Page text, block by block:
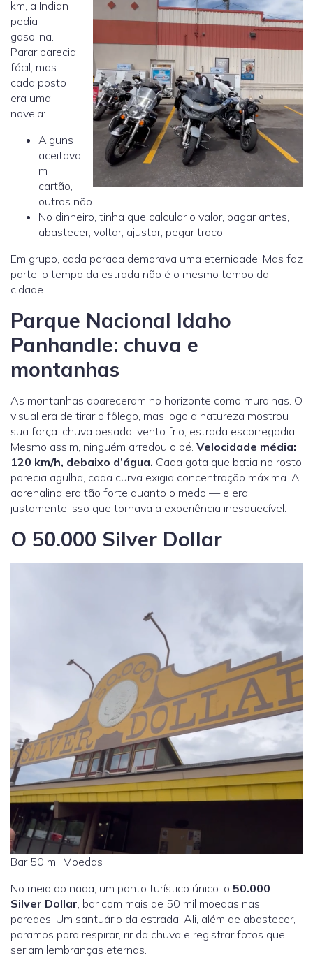
km, a Indian
pedia
gasolina.
Parar parecia
fácil, mas
cada posto
era uma
novela:
Alguns
aceitava
m
cartão,
outros não.
No dinheiro, tinha que calcular o valor, pagar antes,
abastecer, voltar, ajustar, pegar troco.
Em grupo, cada parada demorava uma eternidade. Mas faz
parte: o tempo da estrada não é o mesmo tempo da
cidade.
Parque Nacional Idaho
Panhandle: chuva e
montanhas
As montanhas apareceram no horizonte como muralhas. O
visual era de tirar o fôlego, mas logo a natureza mostrou
sua força: chuva pesada, vento frio, estrada escorregadia.
Mesmo assim, ninguém arredou o pé. Velocidade média:
120 km/h, debaixo d’água. Cada gota que batia no rosto
parecia agulha, cada curva exigia concentração máxima. A
adrenalina era tão forte quanto o medo — e era
justamente isso que tornava a experiência inesquecível.
O 50.000 Silver Dollar
Bar 50 mil Moedas
No meio do nada, um ponto turístico único: o 50.000
Silver Dollar, bar com mais de 50 mil moedas nas
paredes. Um santuário da estrada. Ali, além de abastecer,
paramos para respirar, rir da chuva e registrar fotos que
seriam lembranças eternas.